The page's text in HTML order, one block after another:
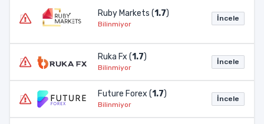
Ruby Markets (1.7)
Bilinmiyor
İncele
Ruka Fx (1.7)
Bilinmiyor
İncele
Future Forex (1.7)
Bilinmiyor
İncele